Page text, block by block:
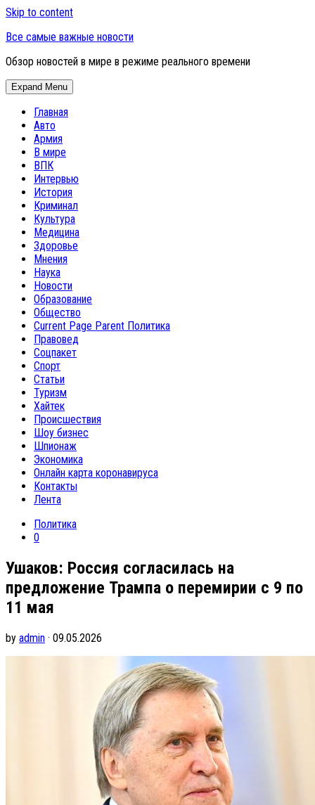
Skip to content
Все самые важные новости
Обзор новостей в мире в режиме реального времени
Expand Menu
Главная
Авто
Армия
В мире
ВПК
Интервью
История
Криминал
Культура
Медицина
Здоровье
Мнения
Наука
Новости
Образование
Общество
Current Page Parent Политика
Правовед
Соцпакет
Спорт
Статьи
Туризм
Хайтек
Происшествия
Шоу бизнес
Шпионаж
Экономика
Онлайн карта коронавируса
Контакты
Лента
Политика
0
Ушаков: Россия согласилась на
предложение Трампа о перемирии с 9 по
11 мая
by admin · 09.05.2026